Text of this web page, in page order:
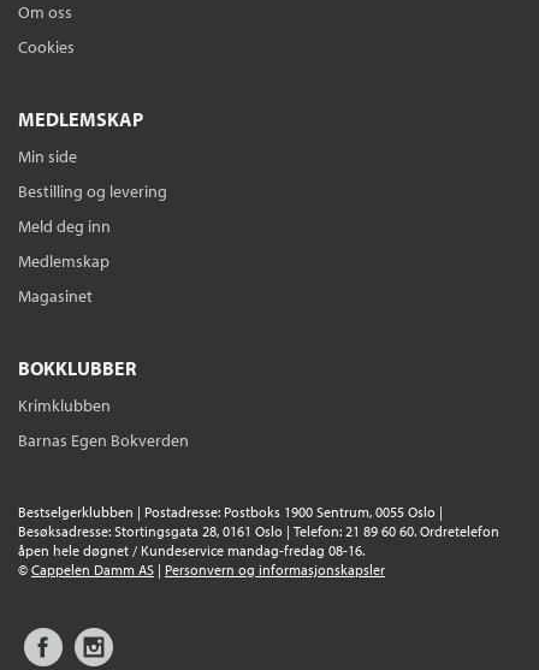
Om oss
Cookies
MEDLEMSKAP
Min side
Bestilling og levering
Meld deg inn
Medlemskap
Magasinet
BOKKLUBBER
Krimklubben
Barnas Egen Bokverden
Bestselgerklubben | Postadresse: Postboks 1900 Sentrum, 0055 Oslo |
Besøksadresse: Stortingsgata 28, 0161 Oslo | Telefon: 21 89 60 60. Ordretelefon
åpen hele døgnet / Kundeservice mandag-fredag 08-16.
© Cappelen Damm AS | Personvern og informasjonskapsler
Facebook